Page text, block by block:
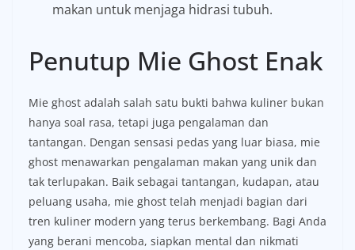
makan untuk menjaga hidrasi tubuh.
Penutup Mie Ghost Enak
Mie ghost adalah salah satu bukti bahwa kuliner bukan
hanya soal rasa, tetapi juga pengalaman dan
tantangan. Dengan sensasi pedas yang luar biasa, mie
ghost menawarkan pengalaman makan yang unik dan
tak terlupakan. Baik sebagai tantangan, kudapan, atau
peluang usaha, mie ghost telah menjadi bagian dari
tren kuliner modern yang terus berkembang. Bagi Anda
yang berani mencoba, siapkan mental dan nikmati